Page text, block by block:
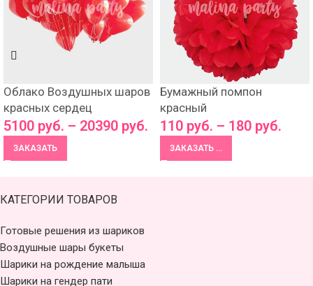
Облако Воздушных шаров
красных сердец
5100 руб. – 20390 руб.
ЗАКАЗАТЬ
Бумажный помпон
красный
110 руб. – 180 руб.
ЗАКАЗАТЬ ...
КАТЕГОРИИ ТОВАРОВ
Готовые решения из шариков
Воздушные шары букеты
Шарики на рождение малыша
Шарики на гендер пати